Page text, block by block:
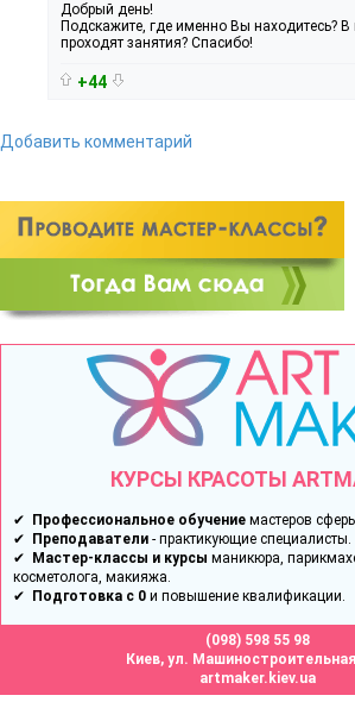
Добрый день!
Подскажите, где именно Вы находитесь? В
проходят занятия? Спасибо!
+44
Добавить комментарий
КУРСЫ КРАСОТЫ
✔ Профессиональное обучение мастеров
✔ Преподаватели - практикующие специалисты.
✔ Мастер-классы и курсы маникюра,
косметолога, макияжа.
✔ Подготовка с 0 и повышение квалификации.
(098) 598 55 98
Киев, ул.
artmaker.kiev.ua